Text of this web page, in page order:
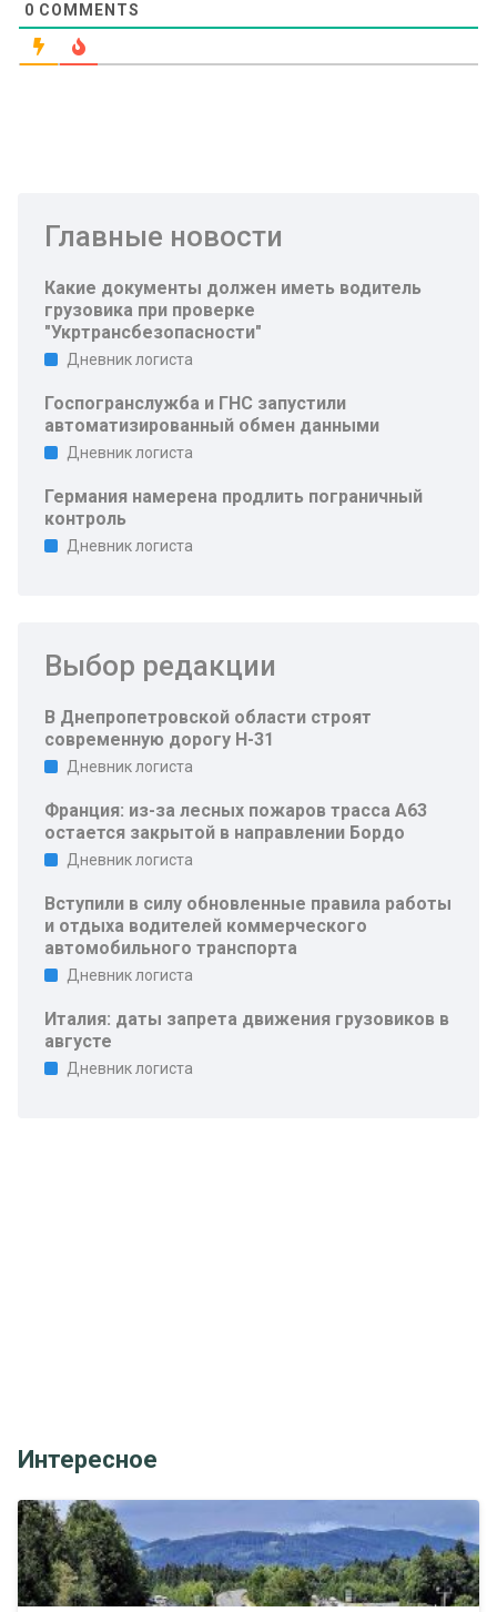
0 COMMENTS
Главные новости
Какие документы должен иметь водитель
грузовика при проверке
"Укртрансбезопасности"
Дневник логиста
Госпогранслужба и ГНС запустили
автоматизированный обмен данными
Дневник логиста
Германия намерена продлить пограничный
контроль
Дневник логиста
Выбор редакции
В Днепропетровской области строят
современную дорогу Н-31
Дневник логиста
Франция: из-за лесных пожаров трасса A63
остается закрытой в направлении Бордо
Дневник логиста
Вступили в силу обновленные правила работы
и отдыха водителей коммерческого
автомобильного транспорта
Дневник логиста
Италия: даты запрета движения грузовиков в
августе
Дневник логиста
Интересное